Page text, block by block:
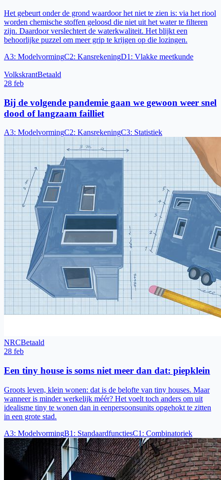
Het gebeurt onder de grond waardoor het niet te zien is: via het riool
worden chemische stoffen geloosd die niet uit het water te filteren
zijn. Daardoor verslechtert de waterkwaliteit. Het blijkt een
behoorlijke puzzel om meer grip te krijgen op die lozingen.
A3: ModelvormingC2: KansrekeningD1 : Vlakke meetkunde
VolkskrantBetaald
28 feb
Bij de volgende pandemie gaan we gewoon weer snel
dood of langzaam failliet
A3: ModelvormingC2: KansrekeningC3: Statistiek
NRCBetaald
28 feb
Een tiny house is soms niet meer dan dat: piepklein
Groots leven, klein wonen: dat is de belofte van tiny houses. Maar
wanneer is minder werkelijk méér? Het voelt toch anders om uit
idealisme tiny te wonen dan in eenpersoonsunits opgehokt te zitten
in een grote stad.
A3: ModelvormingB1 : StandaardfunctiesC1 : Combinatoriek